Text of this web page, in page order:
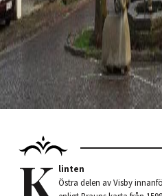
K linten
Östra delen av Visby